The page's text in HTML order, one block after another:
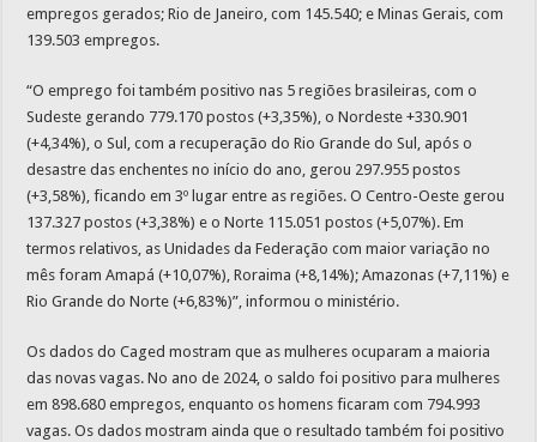
empregos gerados; Rio de Janeiro, com 145.540; e Minas Gerais, com
139.503 empregos.
“O emprego foi também positivo nas 5 regiões brasileiras, com o
Sudeste gerando 779.170 postos (+3,35%), o Nordeste +330.901
(+4,34%), o Sul, com a recuperação do Rio Grande do Sul, após o
desastre das enchentes no início do ano, gerou 297.955 postos
(+3,58%), ficando em 3º lugar entre as regiões. O Centro-Oeste gerou
137.327 postos (+3,38%) e o Norte 115.051 postos (+5,07%). Em
termos relativos, as Unidades da Federação com maior variação no
mês foram Amapá (+10,07%), Roraima (+8,14%); Amazonas (+7,11%) e
Rio Grande do Norte (+6,83%)”, informou o ministério.
Os dados do Caged mostram que as mulheres ocuparam a maioria
das novas vagas. No ano de 2024, o saldo foi positivo para mulheres
em 898.680 empregos, enquanto os homens ficaram com 794.993
vagas. Os dados mostram ainda que o resultado também foi positivo